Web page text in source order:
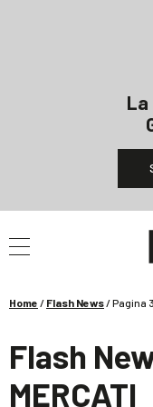
Home / Flash News/Pagina
Flash
MERCATI